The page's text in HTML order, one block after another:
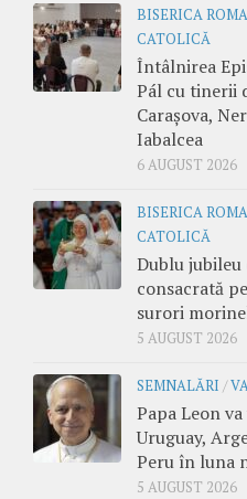
BISERICA
CATOLICĂ
Întâlnirea
Pál cu tinerii
Carașova,
Iabalcea
6 AUGUST 2026
BISERICA
CATOLICĂ
Dublu jubileu
consacrată
surori
5 AUGUST 2026
SEMNALĂRI /
Papa Leon
Uruguay,
Peru în luna
5 AUGUST 2026